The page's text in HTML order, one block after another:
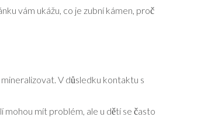
vám ukážu, co je zubní kámen, proč
V důsledku kontaktu s
mohou mít problém, ale u dětí se často